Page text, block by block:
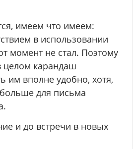
имеем что имеем:
в использовании
момент не стал. Поэтому
целом карандаш
им вполне удобно, хотя,
для письма
и до встречи в новых